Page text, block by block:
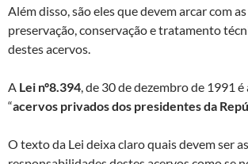
Além disso, são eles que devem arcar com
preservação, conservação e tratamento
destes acervos.
A Lei nº8.394, de 30 de dezembro de 1991
“acervos privados dos presidentes da
O texto da Lei deixa claro quais devem ser